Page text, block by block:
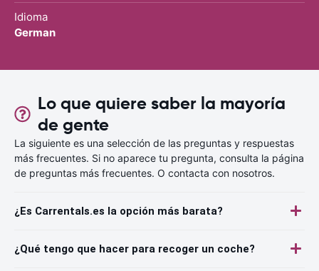
Idioma
German
Lo que quiere saber la mayoría
de gente
La siguiente es una selección de las preguntas y respuestas
más frecuentes. Si no aparece tu pregunta, consulta la página
de preguntas más frecuentes. O contacta con nosotros.
¿Es Carrentals.es la opción más barata?
¿Qué tengo que hacer para recoger un coche?